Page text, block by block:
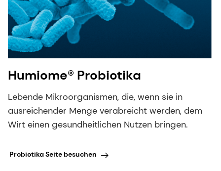
Humiome® Probiotika
Lebende Mikroorganismen, die, wenn sie in
ausreichender Menge verabreicht werden, dem
Wirt einen gesundheitlichen Nutzen bringen.
Probiotika Seite besuchen